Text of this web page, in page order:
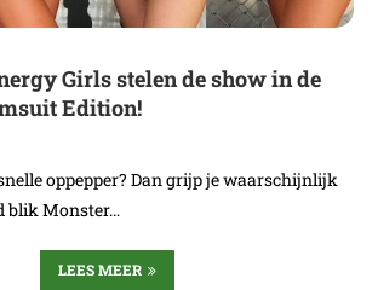
Girls stelen de show in de
Edition!
oppepper? Dan grijp je waarschijnlijk
blik Monster…
LEES MEER